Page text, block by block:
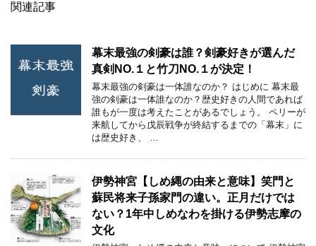
関連記事
幕末最強の剣豪は誰？剣豪好きが選んだ
真剣NO.１と竹刀NO.１が決定！
幕末最強の剣豪は一体誰なのか？ はじめに 幕末最
強の剣豪は一体誰なのか？歴史好きの人間であれば
誰もが一度は考えたことがあるでしょう。 ペリーが
来航してから戊辰戦争が終結するまでの「幕末」に
は歴史好き、 …
伊勢神宮【しめ縄の由来と意味】笑門と
蘇民将来子孫家門の違い。正月だけでは
ない？1年中しめなわを掛ける伊勢志摩の
文化